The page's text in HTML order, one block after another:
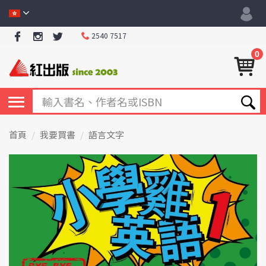
2540 7517
0
首頁 我要買書 語言文字